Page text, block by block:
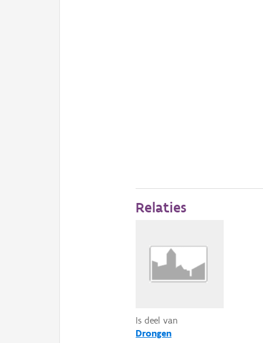
Relaties
Is deel van
Drongen